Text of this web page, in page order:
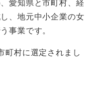
愛知県と市町村、経
、地元中小企業の女
事業です。
町村に選定されまし